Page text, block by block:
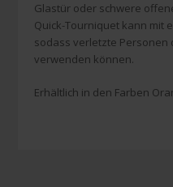
Glastür oder schwere
Quick-Tourniquet kann mit
sodass verletzte Personen
verwenden können.
Erhältlich in den Farben